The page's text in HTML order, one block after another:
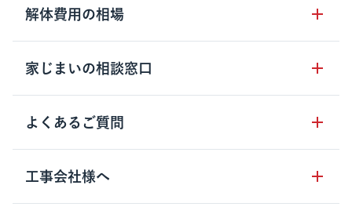
クラッソーネの自治体連携
お客さまの声
空き家の処分を検討のお客様へ
解体工事の基礎知識
解体工事に関わる法律
用語集
解体費用の相場
木造住宅の相場
鉄骨造住宅の相場
RC造住宅の相場
家じまいの相談窓口
家じまいの相談窓口
よくあるご質問
クラッソーネの利用方法
工事の進め方
工事会社様へ